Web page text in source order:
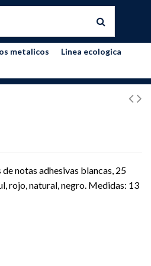
metalicos Linea ecologica
notas adhesivas blancas, 25
rojo, natural, negro. Medidas: 13